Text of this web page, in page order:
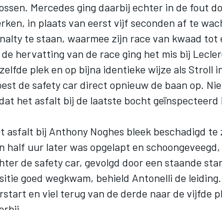
Mercedes ging daarbij echter in de fout
in plaats van eerst vijf seconden af te
te staan, waarmee zijn race van kwaad tot
de hervatting van de race ging het mis bij
plek en op bijna identieke wijze als Stroll
de safety car direct opnieuw de baan op.
het asfalt bij de laatste bocht geïnspecteerd
asfalt bij Anthony Noghes bleek beschadigd
half uur later was opgelapt en
de safety car, gevolgd door een staande
goed wegkwam, behield Antonelli de
en viel terug van de derde naar de vijfde